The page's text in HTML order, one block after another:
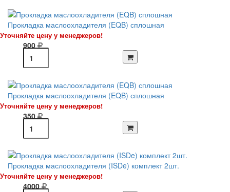
Прокладка маслоохладителя (EQB) сплошная
Уточняйте цену у менеджеров!
900
Прокладка маслоохладителя (EQB) сплошная
Уточняйте цену у менеджеров!
350
Прокладка маслоохладителя (ISDe) комплект 2шт.
Уточняйте цену у менеджеров!
4000